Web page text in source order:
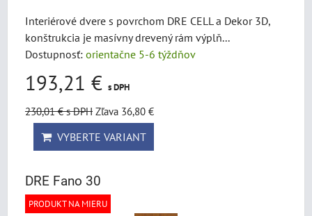
Interiérové dvere s povrchom DRE CELL a Dekor 3D,
konštrukcia je masívny drevený rám výplň...
Dostupnosť: orientačne 5-6 týždňov
193,21 € s DPH
230,01 €s DPH Zľava 36,80 €
VYBERTE VARIANT
DRE Fano 30
PRODUKT NA MIERU